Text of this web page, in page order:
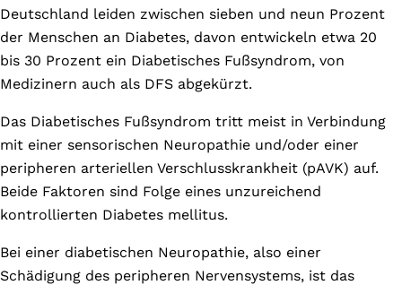
Deutschland leiden zwischen sieben und neun Prozent
der Menschen an Diabetes, davon entwickeln etwa 20
bis 30 Prozent ein Diabetisches Fußsyndrom, von
Medizinern auch als DFS abgekürzt.
Das Diabetisches Fußsyndrom tritt meist in Verbindung
mit einer sensorischen Neuropathie und/oder einer
peripheren arteriellen Verschlusskrankheit (pAVK) auf.
Beide Faktoren sind Folge eines unzureichend
kontrollierten Diabetes mellitus.
Bei einer diabetischen Neuropathie, also einer
Schädigung des peripheren Nervensystems, ist das